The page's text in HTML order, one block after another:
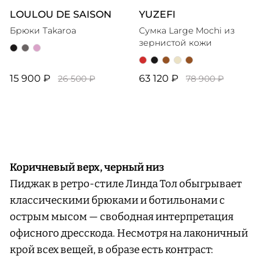
LOULOU DE SAISON
Брюки Takaroa
15 900 ₽ 26 500 ₽
YUZEFI
Сумка Large Mochi из
зернистой кожи
63 120 ₽ 78 900 ₽
Коричневый верх, черный низ
Пиджак в ретро-стиле Линда Тол обыгрывает
классическими брюками и ботильонами с
острым мысом — свободная интерпретация
офисного дресскода. Несмотря на лаконичный
крой всех вещей, в образе есть контраст: